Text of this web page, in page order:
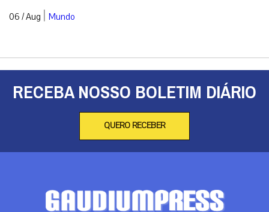
06 / Aug | Mundo
RECEBA NOSSO BOLETIM DIÁRIO
QUERO RECEBER